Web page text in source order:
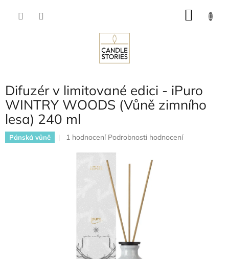
Difuzér v limitované edici - iPuro
WINTRY WOODS (Vůně zimního
lesa) 240 ml
Pánská vůně
Průměrné
produktu
1 hodnocení Podrobnosti hodnocení